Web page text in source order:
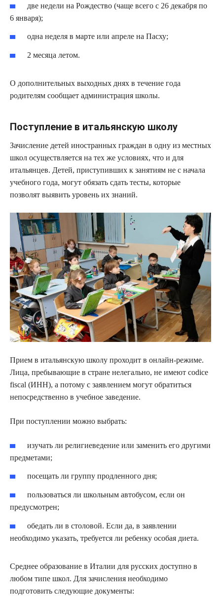
две недели на Рождество (чаще всего с 26 декабря по
6 января);
одна неделя в марте или апреле на Пасху;
2 месяца летом.
О дополнительных выходных днях в течение года
родителям сообщает администрация школы.
Поступление в итальянскую школу
Зачисление детей иностранных граждан в одну из местных
школ осуществляется на тех же условиях, что и для
итальянцев. Детей, приступивших к занятиям не с начала
учебного года, могут обязать сдать тесты, которые
позволят выявить уровень их знаний.
Прием в итальянскую школу проходит в онлайн-режиме.
Лица, пребывающие в стране нелегально, не имеют codice
fiscal (ИНН), а потому с заявлением могут обратиться
непосредственно в учебное заведение.
При поступлении можно выбрать:
изучать ли религиеведение или заменить его другими
предметами;
посещать ли группу продленного дня;
пользоваться ли школьным автобусом, если он
предусмотрен;
обедать ли в столовой. Если да, в заявлении
необходимо указать, требуется ли ребенку особая диета.
Среднее образование в Италии для русских доступно в
любом типе школ. Для зачисления необходимо
подготовить следующие документы: